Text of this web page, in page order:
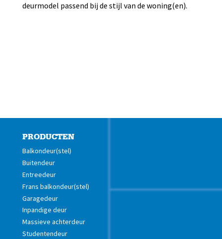
deurmodel passend bij de stijl van de woning(en).
PRODUCTEN
Balkondeur(stel)
Buitendeur
Entreedeur
Frans balkondeur(stel)
Garagedeur
Inpandige deur
Massieve achterdeur
Studentendeur